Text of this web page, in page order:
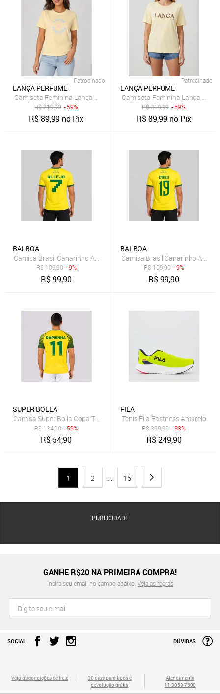
Patrocinado
LANÇA PERFUME
Camiseta Feminina Lança Perfume Estampa Frontal Amarelo
R$219,99 - 59%
R$89,99 no Pix
Patrocinado
LANÇA PERFUME
Camiseta Feminina Lança
R$219,99 - 59%
R$89,99 no Pix
BALBOA
Camisa Brasil Canarinho Amarela 7 Allejo
R$109,90 - 9%
R$99,90
BALBOA
Camisa Brasil Canarinho
R$109,90 - 9%
R$99,90
SUPER BOLLA
Camisa Super Bolla Copa Trivela Brasil Amarela 11
R$134,90 - 59%
R$ 54,90
FILA
Tenis Fila Fastness Amarelo
R$399,90 - 38%
R$249,90
1 2 ... 15
PUBLICIDADE
GANHE R$20 NA PRIMEIRA COMPRA!
Insira seu email no campo abaixo. Veja as regras
SOCIAL DÚVIDAS
Veja as condições de frete
30 dias para troca e
devolução grátis
Atendimento
11 3053 7500